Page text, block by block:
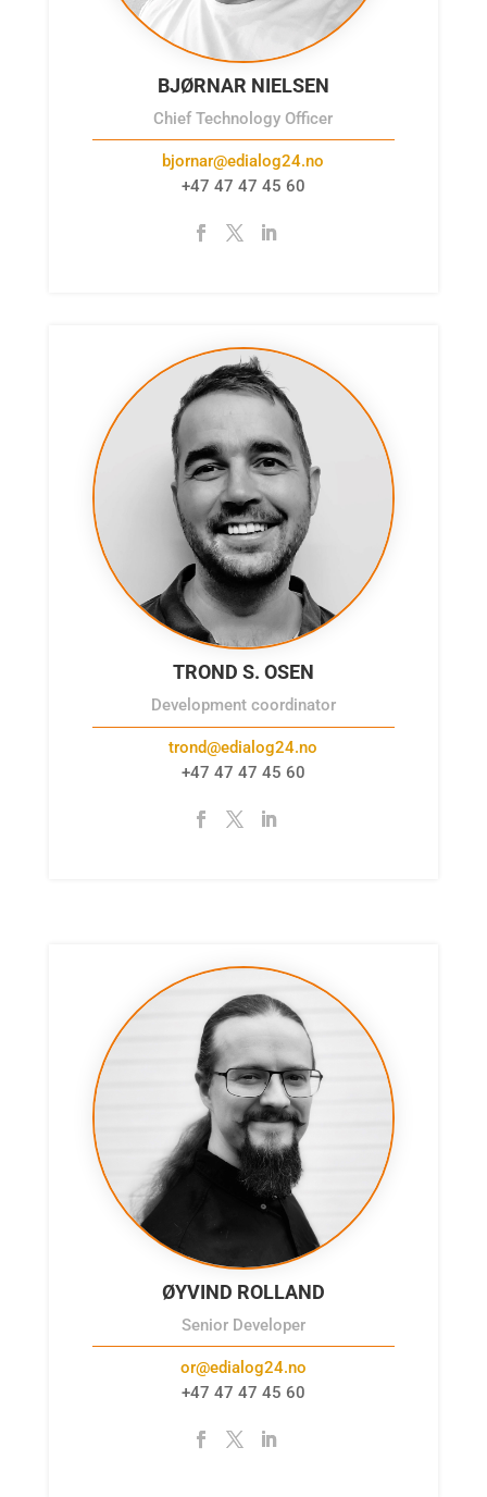
BJØRNAR NIELSEN
Chief Technology Officer
bjornar@edialog24.no
+47 47 47 45 60
TROND S. OSEN
Development coordinator
trond@edialog24.no
+47 47 47 45 60
ØYVIND ROLLAND
Senior Developer
or@edialog24.no
+47 47 47 45 60